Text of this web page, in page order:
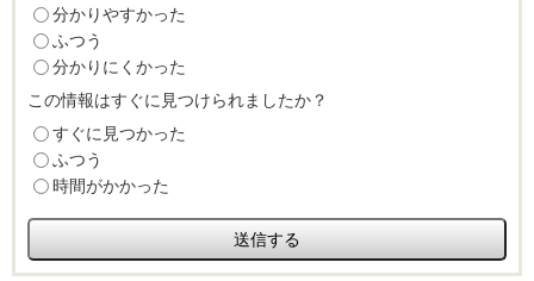
分かりやすかった
ふつう
分かりにくかった
この情報はすぐに見つけられましたか？
すぐに見つかった
ふつう
時間がかかった